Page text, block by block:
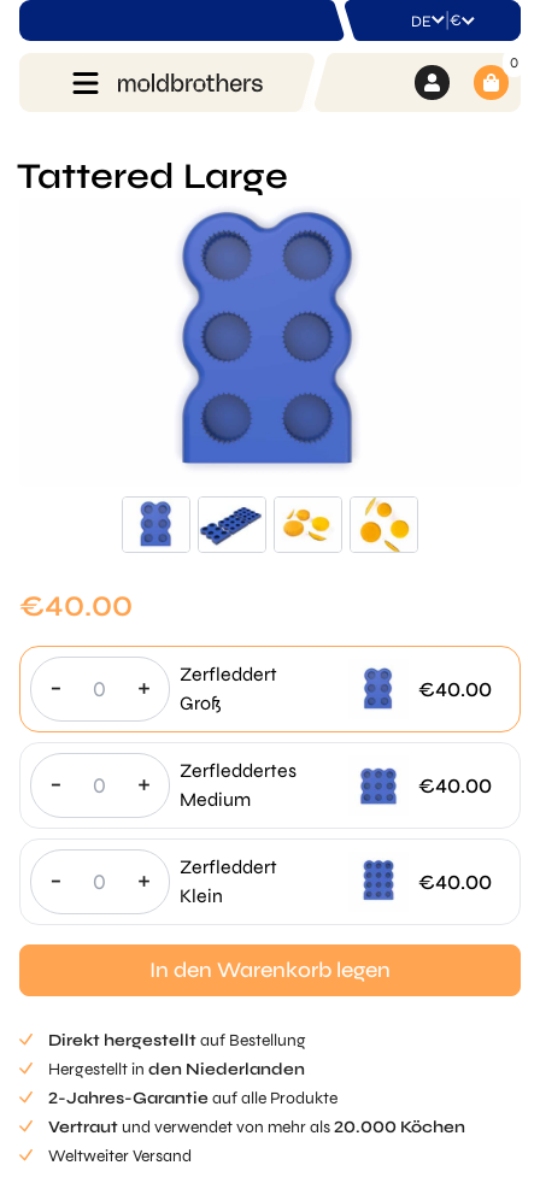
DE | €
0
Tattered Large
€40.00
- +
Zerfleddert
Groß
€40.00
- +
Zerfleddertes
Medium
€40.00
- +
Zerfleddert
Klein
€40.00
In den Warenkorb legen
Direkt hergestelltauf Bestellung
Hergestellt in den Niederlanden
2-Jahres-Garantieauf alle Produkte
Vertraut und verwendet von mehr als20.000 Köchen
Weltweiter Versand